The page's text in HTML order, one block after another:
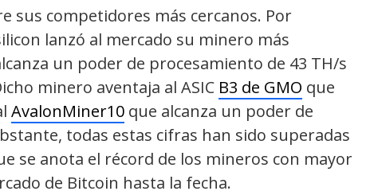
sus competidores más cercanos. Por
lanzó al mercado su minero más
un poder de procesamiento de 43 TH/s
minero aventaja al ASIC B3 de GMO que
AvalonMiner10 que alcanza un poder de
todas estas cifras han sido superadas
se anota el récord de los mineros con mayor
de Bitcoin hasta la fecha.